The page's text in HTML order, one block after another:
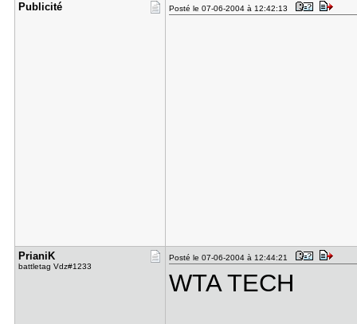
Publicité Posté le 07-06-2004 à 12:42:13
PrianiK
battletag Vdz#1233
Posté le 07-06-2004 à 12:44:21
WTA TECH